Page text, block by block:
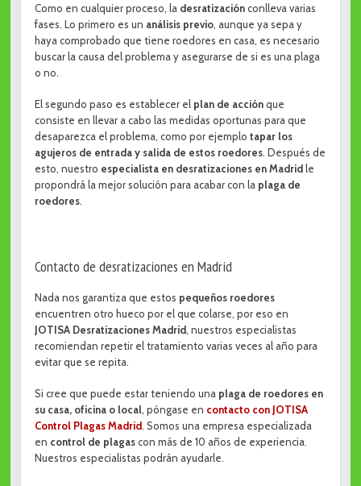
Como en cualquier proceso, la desratizaciónconlleva varias
fases. Lo primero es un análisis previo, aunque ya sepa y
haya comprobado que tiene roedores en casa, es necesario
buscar la causa del problema y asegurarse de si es una plaga
o no.
El segundo paso es establecer el plan de acciónque
consiste en llevar a cabo las medidas oportunas para que
desaparezca el problema, como por ejemplotapar los
agujeros de entrada y salida de estos roedores. Después de
esto, nuestro especialista en desratizaciones en Madridle
propondrá la mejor solución para acabar con la plaga de
roedores.
Contacto de desratizaciones en Madrid
Nada nos garantiza que estos pequeños roedores
encuentren otro hueco por el que colarse, por eso en
JOTISA Desratizaciones Madrid, nuestros especialistas
recomiendan repetir el tratamiento varias veces al año para
evitar que se repita.
Si cree que puede estar teniendo una plaga de roedores en
su casa, oficina o local, póngase en contacto con JOTISA
Control Plagas Madrid. Somos una empresa especializada
en control de plagascon más de 10 años de experiencia.
Nuestros especialistas podrán ayudarle.